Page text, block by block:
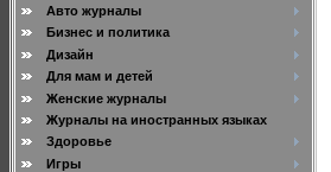
Авто журналы
Бизнес и политика
Дизайн
Для мам и детей
Женские журналы
Журналы на иностранных языках
Здоровье
Игры